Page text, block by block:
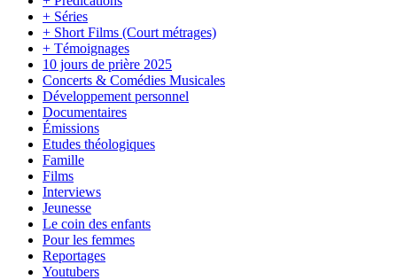
+ Séries
+ Short Films (Court métrages)
+ Témoignages
10 jours de prière 2025
Concerts & Comédies Musicales
Développement personnel
Documentaires
Émissions
Etudes théologiques
Famille
Films
Interviews
Jeunesse
Le coin des enfants
Pour les femmes
Reportages
Youtubers